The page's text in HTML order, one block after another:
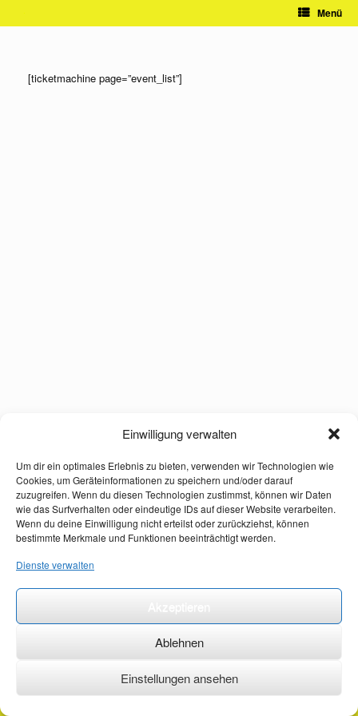
Einwilligung verwalten
Um dir ein optimales Erlebnis zu bieten, verwenden wir Technologien wie
Cookies, um Geräteinformationen zu speichern und/oder darauf
zuzugreifen. Wenn du diesen Technologien zustimmst, können wir Daten
wie das Surfverhalten oder eindeutige IDs auf dieser Website verarbeiten.
Wenn du deine Einwilligung nicht erteilst oder zurückziehst, können
bestimmte Merkmale und Funktionen beeinträchtigt werden.
Dienste verwalten
Ablehnen
Einstellungen ansehen
Menü
[ticketmachine page=”event_list”]
©2026 ·erstehilfekurs-mauch.de ·AGB ·Datenschutzerklärung ·Impressum ·